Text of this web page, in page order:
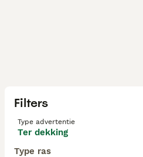
Filters
Type advertentie
Ter dekking
Type ras